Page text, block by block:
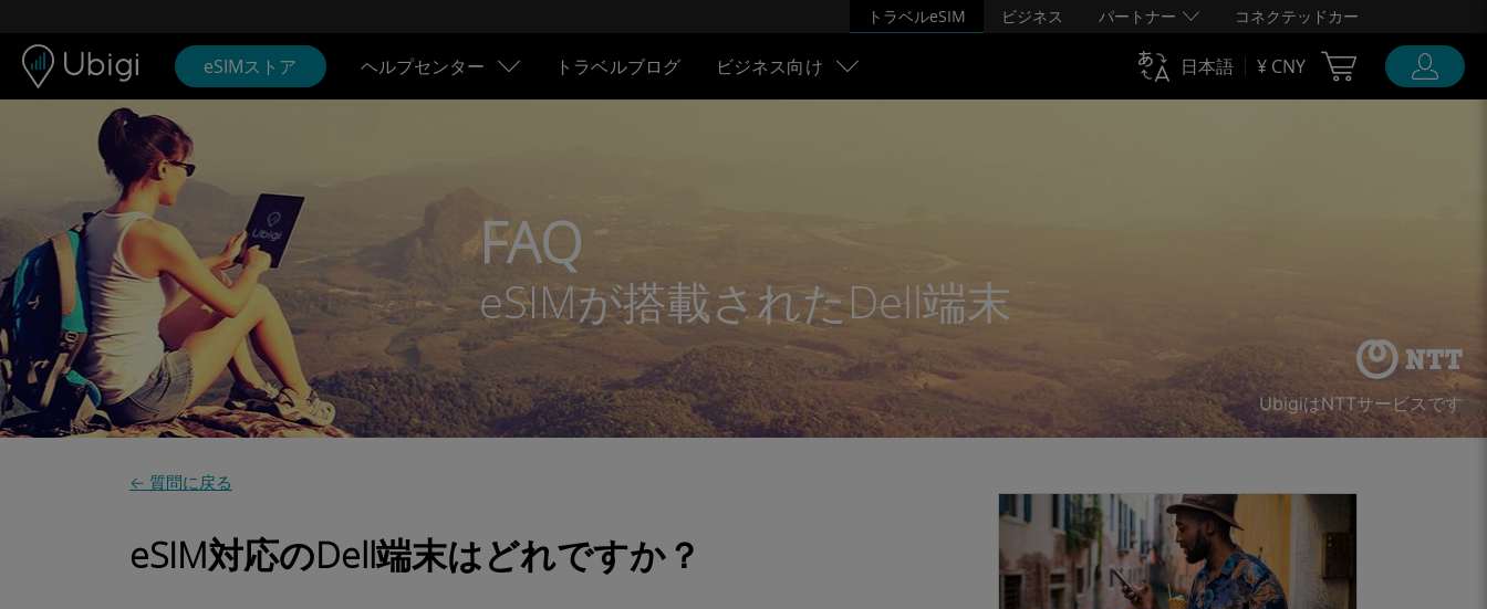
トラベルeSIM ビジネス パートナー コネクテッドカー
eSIMストア ヘルプセンター トラベルブログ ビジネス向け 日本語 ¥ CNY Cart Ubigi
UbigiはNTTサービスです
FAQ
eSIMが搭載されたDell端末
← 質問に戻る
eSIM対応のDell端末はどれですか？